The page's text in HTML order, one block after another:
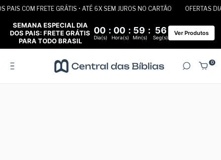
COM FRETE GRÁTIS • ATÉ 6X SEM JUROS NO CARTÃO OFERTAS DIA
SEMANA ESPECIAL DIA
DOS PAIS: FRETE GRÁTIS
PARA TODO BRASIL
00 : 00 : 59 : 56
Dia(s) Hora(s) Min(s) Seg(s)
Ver Produtos
0